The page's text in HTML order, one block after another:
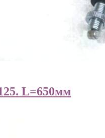
L=650мм